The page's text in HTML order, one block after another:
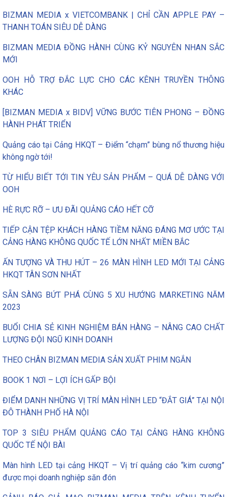
BIZMAN MEDIA x VIETCOMBANK | CHỈ CẦN APPLE PAY –
THANH TOÁN SIÊU DỄ DÀNG
BIZMAN MEDIA ĐỒNG HÀNH CÙNG KỶ NGUYÊN NHAN SẮC
MỚI
OOH HỖ TRỢ ĐẮC LỰC CHO CÁC KÊNH TRUYỀN THÔNG
KHÁC
[BIZMAN MEDIA x BIDV] VỮNG BƯỚC TIÊN PHONG – ĐỒNG
HÀNH PHÁT TRIỂN
Quảng cáo tại Cảng HKQT – Điểm “chạm” bùng nổ thương hiệu
không ngờ tới!
TỪ HIỂU BIẾT TỚI TIN YÊU SẢN PHẨM – QUÁ DỄ DÀNG VỚI
OOH
HÈ RỰC RỠ – ƯU ĐÃI QUẢNG CÁO HẾT CỠ
TIẾP CẬN TỆP KHÁCH HÀNG TIỀM NĂNG ĐÁNG MƠ ƯỚC TẠI
CẢNG HÀNG KHÔNG QUỐC TẾ LỚN NHẤT MIỀN BẮC
ẤN TƯỢNG VÀ THU HÚT – 26 MÀN HÌNH LED MỚI TẠI CẢNG
HKQT TÂN SƠN NHẤT
SẴN SÀNG BỨT PHÁ CÙNG 5 XU HƯỚNG MARKETING NĂM
2023
BUỔI CHIA SẺ KINH NGHIỆM BÁN HÀNG – NÂNG CAO CHẤT
LƯỢNG ĐỘI NGŨ KINH DOANH
THEO CHÂN BIZMAN MEDIA SẢN XUẤT PHIM NGẮN
BOOK 1 NƠI – LỢI ÍCH GẤP BỘI
ĐIỂM DANH NHỮNG VỊ TRÍ MÀN HÌNH LED “ĐẮT GIÁ” TẠI NỘI
ĐÔ THÀNH PHỐ HÀ NỘI
TOP 3 SIÊU PHẨM QUẢNG CÁO TẠI CẢNG HÀNG KHÔNG
QUỐC TẾ NỘI BÀI
Màn hình LED tại cảng HKQT – Vị trí quảng cáo “kim cương”
được mọi doanh nghiệp săn đón